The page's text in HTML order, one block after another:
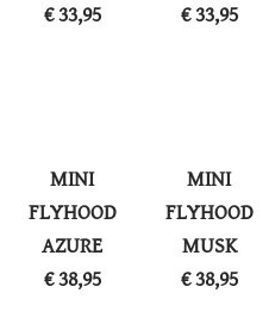
​€ 33,95
​€ 33,95
MINI
FLYHOOD
AZURE
​€ 38,95
MINI
FLYHOOD
MUSK
​€ 38,95